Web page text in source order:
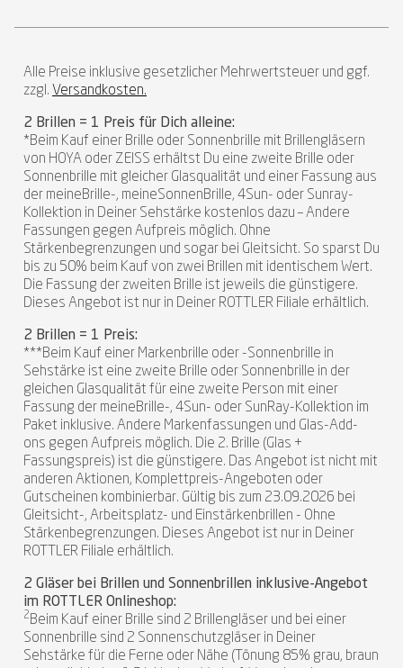
Alle Preise inklusive gesetzlicher Mehrwertsteuer und ggf.
zzgl. Versandkosten.
2 Brillen = 1 Preis für Dich alleine:
*Beim Kauf einer Brille oder Sonnenbrille mit Brillengläsern
von HOYA oder ZEISS erhältst Du eine zweite Brille oder
Sonnenbrille mit gleicher Glasqualität und einer Fassung aus
der meineBrille-, meineSonnenBrille, 4Sun- oder Sunray-
Kollektion in Deiner Sehstärke kostenlos dazu – Andere
Fassungen gegen Aufpreis möglich. Ohne
Stärkenbegrenzungen und sogar bei Gleitsicht. So sparst Du
bis zu 50% beim Kauf von zwei Brillen mit identischem Wert.
Die Fassung der zweiten Brille ist jeweils die günstigere.
Dieses Angebot ist nur in Deiner ROTTLER Filiale erhältlich.
2 Brillen = 1 Preis:
***Beim Kauf einer Markenbrille oder -Sonnenbrille in
Sehstärke ist eine zweite Brille oder Sonnenbrille in der
gleichen Glasqualität für eine zweite Person mit einer
Fassung der meineBrille-, 4Sun- oder SunRay-Kollektion im
Paket inklusive. Andere Markenfassungen und Glas-Add-
ons gegen Aufpreis möglich. Die 2. Brille (Glas +
Fassungspreis) ist die günstigere. Das Angebot ist nicht mit
anderen Aktionen, Komplettpreis-Angeboten oder
Gutscheinen kombinierbar. Gültig bis zum 23.09.2026 bei
Gleitsicht-, Arbeitsplatz- und Einstärkenbrillen - Ohne
Stärkenbegrenzungen. Dieses Angebot ist nur in Deiner
ROTTLER Filiale erhältlich.
2 Gläser bei Brillen und Sonnenbrillen inklusive-Angebot
im ROTTLER Onlineshop:
2 Beim Kauf einer Brille sind 2 Brillengläser und bei einer
Sonnenbrille sind 2 Sonnenschutzgläser in Deiner
Sehstärke für die Ferne oder Nähe (Tönung 85% grau, braun